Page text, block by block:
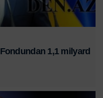
1,1 milyard